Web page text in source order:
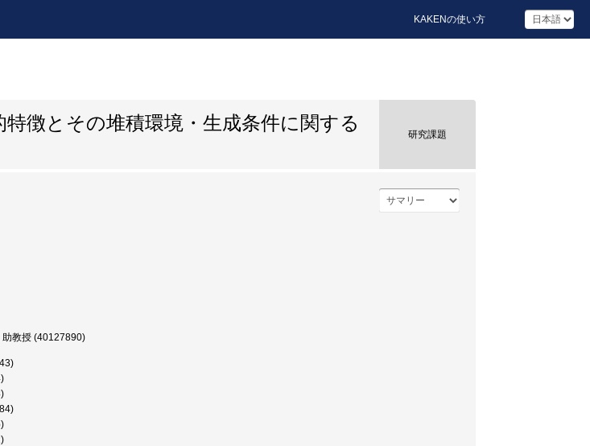
KAKENの使い方
徴とその堆積環境・生成条件に関する
研究課題
助教授 (40127890)